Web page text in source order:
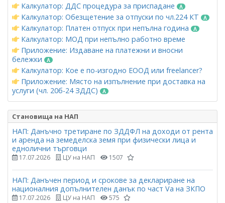
Калкулатор: ДДС процедура за приспадане
Калкулатор: Обезщетение за отпуски по чл.224 КТ
Калкулатор: Платен отпуск при непълна година
Калкулатор: МОД при непълно работно време
Приложение: Издаване на платежни и вносни
бележки
Калкулатор: Кое е по-изгодно ЕООД или freelancer?
Приложение: Място на изпълнение при доставка на
услуги (чл. 20б-24 ЗДДС)
Становища на НАП
НАП: Данъчно третиране по ЗДДФЛ на доходи от рента
и аренда на земеделска земя при физически лица и
еднолични търговци
17.07.2026 ЦУ на НАП 1507
НАП: Данъчен период и срокове за деклариране на
националния допълнителен данък по част Vа на ЗКПО
17.07.2026 ЦУ на НАП 575